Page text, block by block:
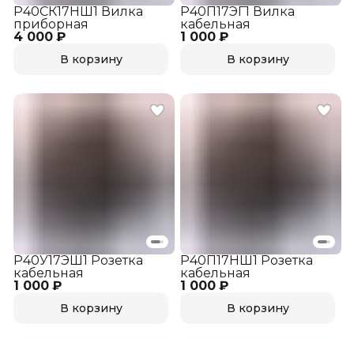
4 000 ₽
Р40СК17НШ1 Вилка
приборная
В корзину
1 000 ₽
Р40П17ЭГ1 Вилка
кабельная
В корзину
1 000 ₽
Р40У17ЭШ1 Розетка
кабельная
В корзину
1 000 ₽
Р40П17НШ1 Розетка
кабельная
В корзину